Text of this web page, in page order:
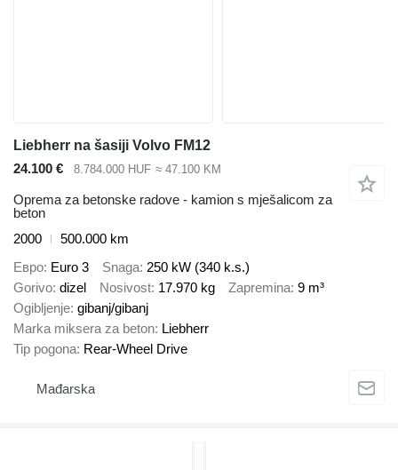
Liebherr na šasiji Volvo FM12
24.100 €
8.784.000 HUF ≈ 47.100 KM
Oprema za betonske radove - kamion s mješalicom za
beton
2000
500.000 km
Евро Euro 3 Snaga 250 kW (340 k.s.)
Gorivo dizel Nosivost 17.970 kg Zapremina 9 m³
Ogibljenje gibanj/gibanj
Marka miksera za beton Liebherr
Tip pogona Rear-Wheel Drive
Mađarska